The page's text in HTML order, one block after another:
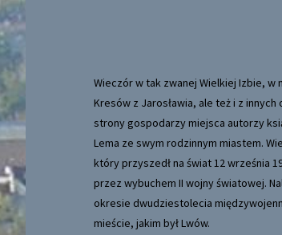
Wieczór w tak zwanej Wielkiej Izbie,
Kresów z Jarosławia, ale też i z
strony gospodarzy miejsca autorzy
Lema ze swym rodzinnym miastem.
który przyszedł na świat 12 września
przez wybuchem II wojny światowej.
okresie dwudziestolecia
mieście, jakim był Lwów.